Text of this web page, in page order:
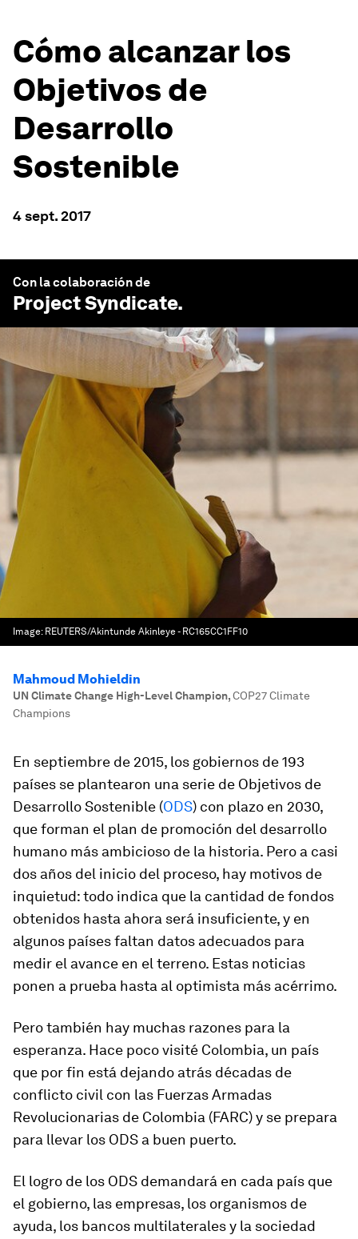
Cómo alcanzar los
Objetivos de
Desarrollo
Sostenible
4 sept. 2017
Con la colaboración de
Project Syndicate.
Image: REUTERS/Akintunde Akinleye - RC165CC1FF10
Mahmoud Mohieldin
UN Climate Change High-Level Champion,COP27 Climate
Champions
En septiembre de 2015, los gobiernos de 193
países se plantearon una serie de Objetivos de
Desarrollo Sostenible (ODS) con plazo en 2030,
que forman el plan de promoción del desarrollo
humano más ambicioso de la historia. Pero a casi
dos años del inicio del proceso, hay motivos de
inquietud: todo indica que la cantidad de fondos
obtenidos hasta ahora será insuficiente, y en
algunos países faltan datos adecuados para
medir el avance en el terreno. Estas noticias
ponen a prueba hasta al optimista más acérrimo.
Pero también hay muchas razones para la
esperanza. Hace poco visité Colombia, un país
que por fin está dejando atrás décadas de
conflicto civil con las Fuerzas Armadas
Revolucionarias de Colombia (FARC) y se prepara
para llevar los ODS a buen puerto.
El logro de los ODS demandará en cada país que
el gobierno, las empresas, los organismos de
ayuda, los bancos multilaterales y la sociedad